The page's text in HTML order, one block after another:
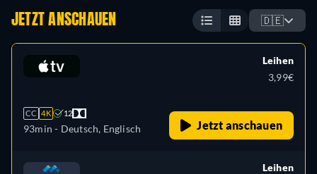
JETZT ANSCHAUEN 🇩🇪
CC 4K 12
93min - Deutsch, Englisch
Leihen
3,99€
Jetzt anschauen
Leihen